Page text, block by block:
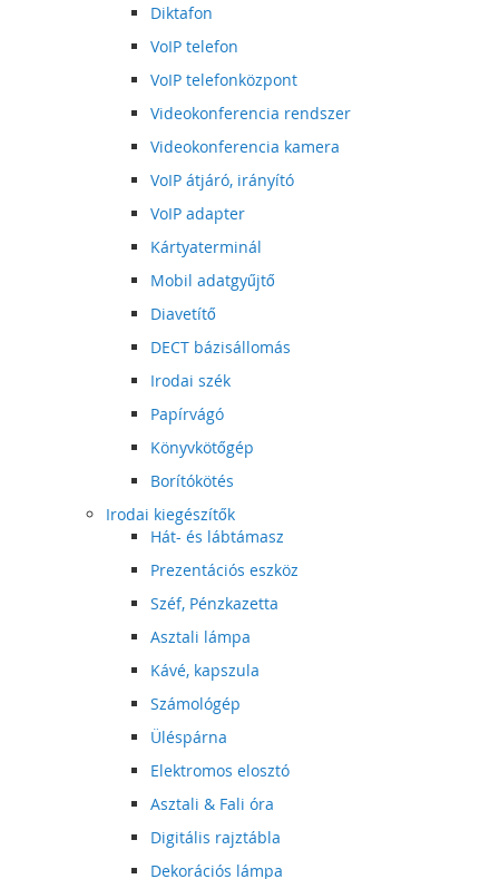
Diktafon
VoIP telefon
VoIP telefonközpont
Videokonferencia rendszer
Videokonferencia kamera
VoIP átjáró, irányító
VoIP adapter
Kártyaterminál
Mobil adatgyűjtő
Diavetítő
DECT bázisállomás
Irodai szék
Papírvágó
Könyvkötőgép
Borítókötés
Irodai kiegészítők
Hát- és lábtámasz
Prezentációs eszköz
Széf, Pénzkazetta
Asztali lámpa
Kávé, kapszula
Számológép
Üléspárna
Elektromos elosztó
Asztali & Fali óra
Digitális rajztábla
Dekorációs lámpa